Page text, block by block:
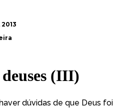
deuses (III)
dúvidas de que Deus foi